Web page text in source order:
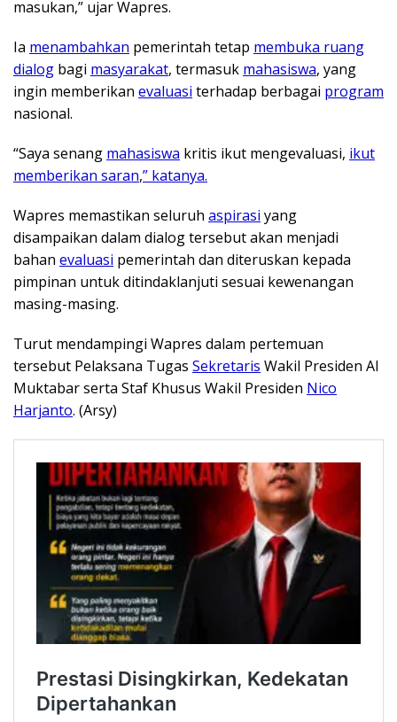
masukan,” ujar Wapres.
Ia menambahkan pemerintah tetap membuka ruang
dialog bagi masyarakat, termasuk mahasiswa, yang
ingin memberikan evaluasi terhadap berbagai program
nasional.
“Saya senang mahasiswa kritis ikut mengevaluasi, ikut
memberikan saran,” katanya.
Wapres memastikan seluruh aspirasi yang
disampaikan dalam dialog tersebut akan menjadi
bahan evaluasi pemerintah dan diteruskan kepada
pimpinan untuk ditindaklanjuti sesuai kewenangan
masing-masing.
Turut mendampingi Wapres dalam pertemuan
tersebut Pelaksana Tugas Sekretaris Wakil Presiden Al
Muktabar serta Staf Khusus Wakil Presiden Nico
Harjanto. (Arsy)